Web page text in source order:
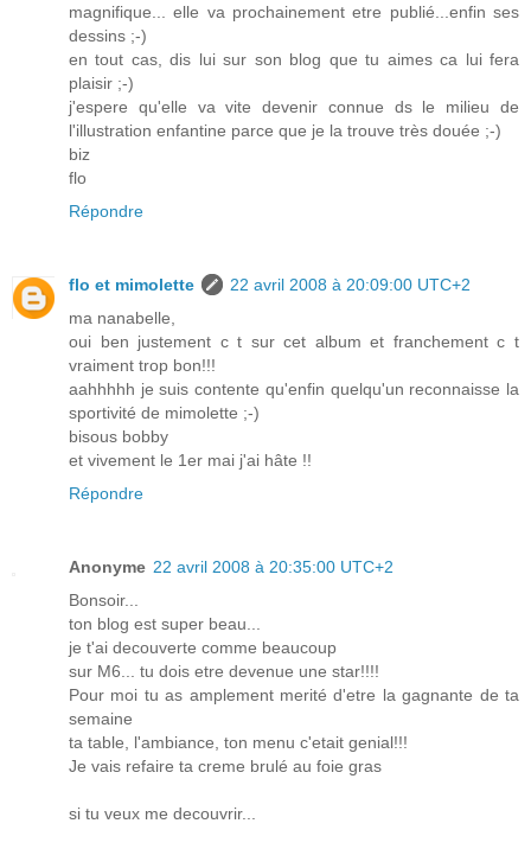
magnifique... elle va prochainement etre publié...enfin ses
dessins ;-)
en tout cas, dis lui sur son blog que tu aimes ca lui fera
plaisir ;-)
j'espere qu'elle va vite devenir connue ds le milieu de
l'illustration enfantine parce que je la trouve très douée ;-)
biz
flo
Répondre
flo et mimolette
22 avril 2008 à 20:09:00 UTC+2
ma nanabelle,
oui ben justement c t sur cet album et franchement c t
vraiment trop bon!!!
aahhhhh je suis contente qu'enfin quelqu'un reconnaisse la
sportivité de mimolette ;-)
bisous bobby
et vivement le 1er mai j'ai hâte !!
Répondre
Anonyme 22 avril 2008 à 20:35:00 UTC+2
Bonsoir...
ton blog est super beau...
je t'ai decouverte comme beaucoup
sur M6... tu dois etre devenue une star!!!!
Pour moi tu as amplement merité d'etre la gagnante de ta
semaine
ta table, l'ambiance, ton menu c'etait genial!!!
Je vais refaire ta creme brulé au foie gras
si tu veux me decouvrir...